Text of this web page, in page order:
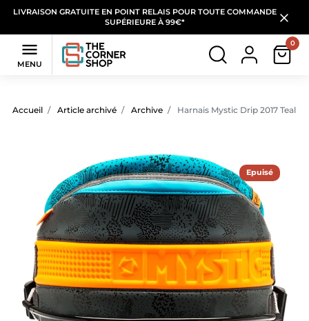
LIVRAISON GRATUITE EN POINT RELAIS POUR TOUTE COMMANDE
SUPÉRIEURE À 99€*

MENU
0
Accueil Article archivé Archive Harnais Mystic Drip 2017 Teal
Epuisé